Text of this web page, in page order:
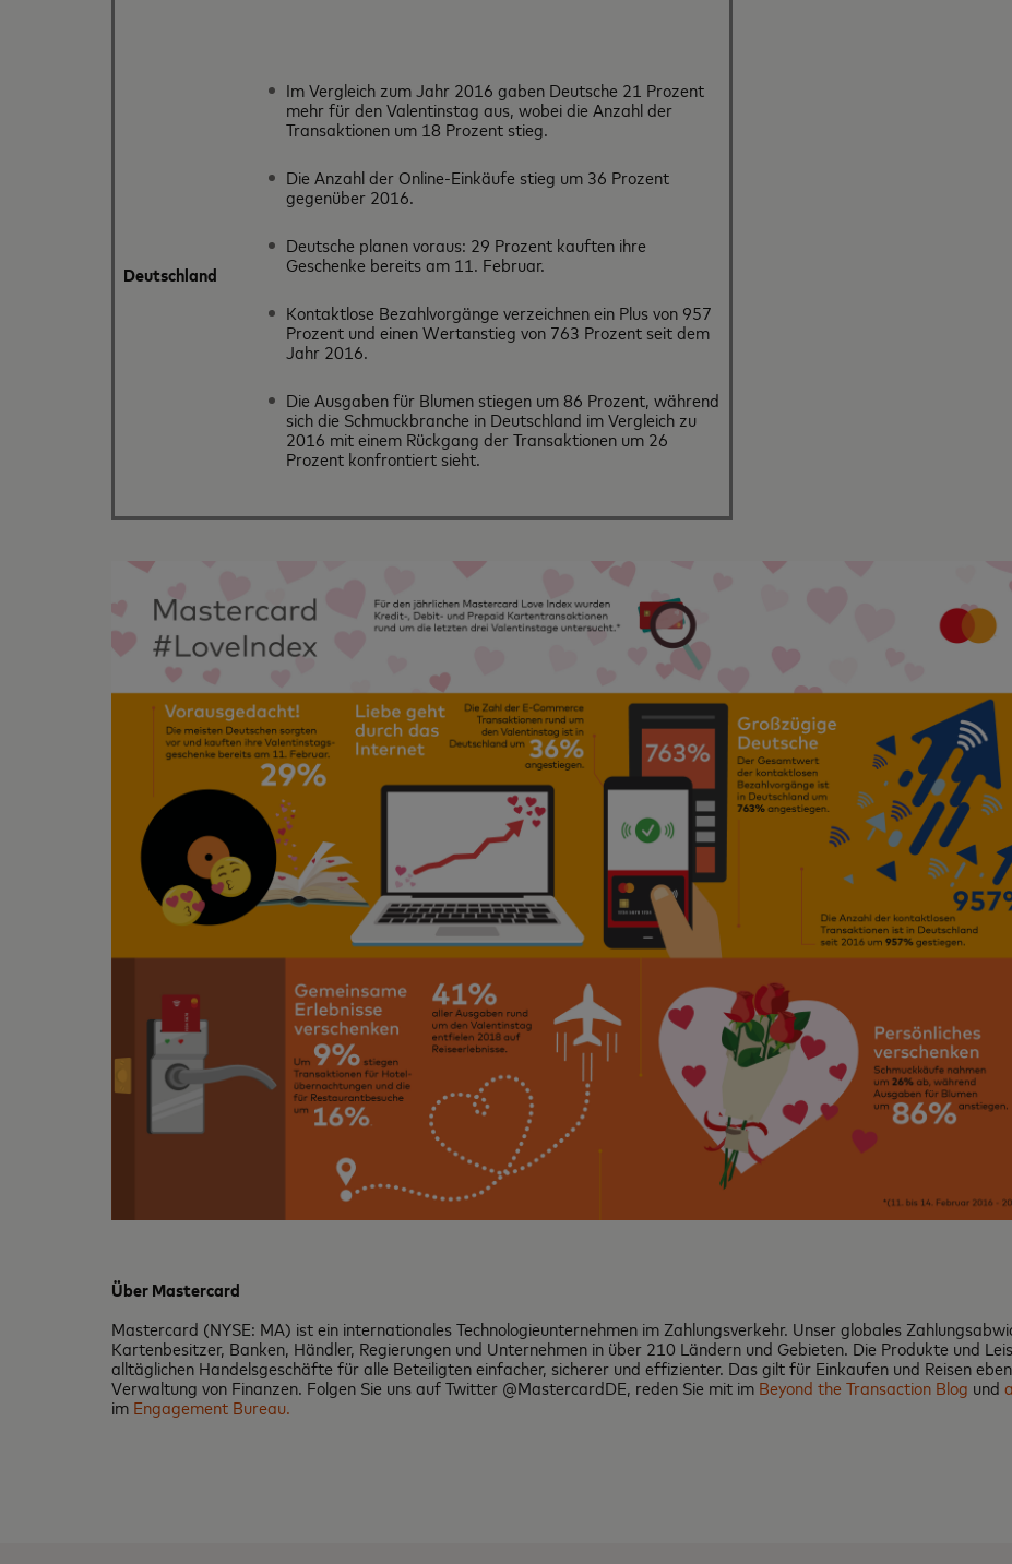
Deutschland
Im Vergleich zum Jahr 2016 gaben Deutsche 21 Prozent
mehr für den Valentinstag aus, wobei die Anzahl der
Transaktionen um 18 Prozent stieg.
Die Anzahl der Online-Einkäufe stieg um 36 Prozent
gegenüber 2016.
Deutsche planen voraus: 29 Prozent kauften ihre
Geschenke bereits am 11. Februar.
Kontaktlose Bezahlvorgänge verzeichnen ein Plus von 957
Prozent und einen Wertanstieg von 763 Prozent seit dem
Jahr 2016.
Die Ausgaben für Blumen stiegen um 86 Prozent, während
sich die Schmuckbranche in Deutschland im Vergleich zu
2016 mit einem Rückgang der Transaktionen um 26
Prozent konfrontiert sieht.
Über Mastercard
Mastercard (NYSE: MA) ist ein internationales Technologieunternehmen im Zahlungsverkehr. Unser globales
Kartenbesitzer, Banken, Händler, Regierungen und Unternehmen in über 210 Ländern und Gebieten. Die Produkte und
alltäglichen Handelsgeschäfte für alle Beteiligten einfacher, sicherer und effizienter. Das gilt für Einkaufen und Reisen
Verwaltung von Finanzen. Folgen Sie uns auf Twitter @MastercardDE, reden Sie mit im Beyond the Transaction Blog und
im Engagement Bureau.